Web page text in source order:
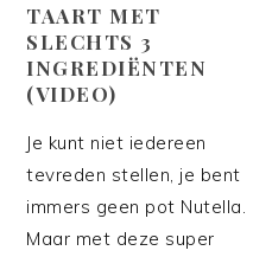
TAART MET
SLECHTS 3
INGREDIËNTEN
(VIDEO)
Je kunt niet iedereen
tevreden stellen, je bent
immers geen pot Nutella.
Maar met deze super